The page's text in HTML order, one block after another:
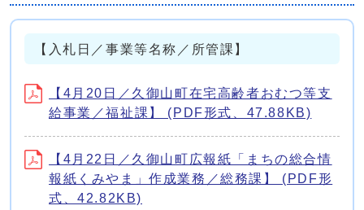
【入札日／事業等名称／所管課】
【4月20日／久御山町在宅高齢者おむつ等支
給事業／福祉課】 (PDF形式、47.88KB)
【4月22日／久御山町広報紙「まちの総合情
報紙くみやま」作成業務／総務課】 (PDF形
式、42.82KB)